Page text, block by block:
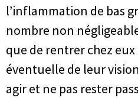
l’inflammation de bas
nombre non
que de rentrer chez
éventuelle de leur
agir et ne pas rester